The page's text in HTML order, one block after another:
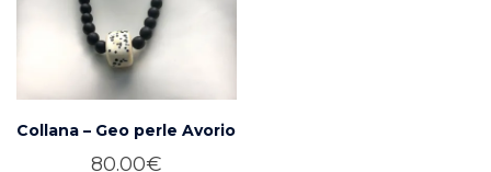
Collana – Geo perle Avorio
80.00€